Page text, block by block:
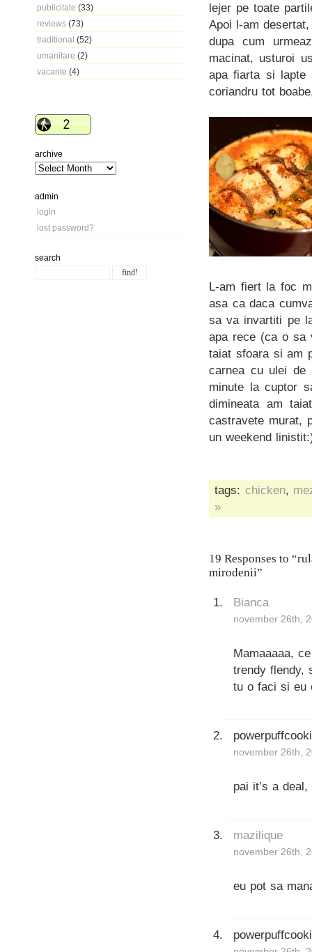
publicitate (33)
reviews (73)
traditional (52)
umanitare (2)
vacante (4)
archive
admin
login
lost password?
search
lejer pe toate
Apoi l-am
dupa cum
macinat, usturoi
apa fiarta si lapte
coriandru tot
L-am fiert la foc
asa ca daca
sa va invartiti pe
apa rece (ca o sa
taiat sfoara si am
carnea cu ulei de
minute la cuptor
dimineata am
castravete murat,
un weekend
tags: chicken,
»
19 Responses to
mirodenii”
Bianca
november 26th,
Mamaaaaa,
trendy flendy,
tu o faci si eu
november 26th,
pai it’s a
mazilique
november 26th,
eu pot sa